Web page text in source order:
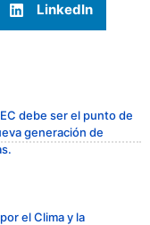
LinkedIn
debe ser el punto de
generación de
el Clima y la